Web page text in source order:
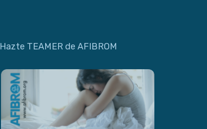
Hazte TEAMER de AFIBROM